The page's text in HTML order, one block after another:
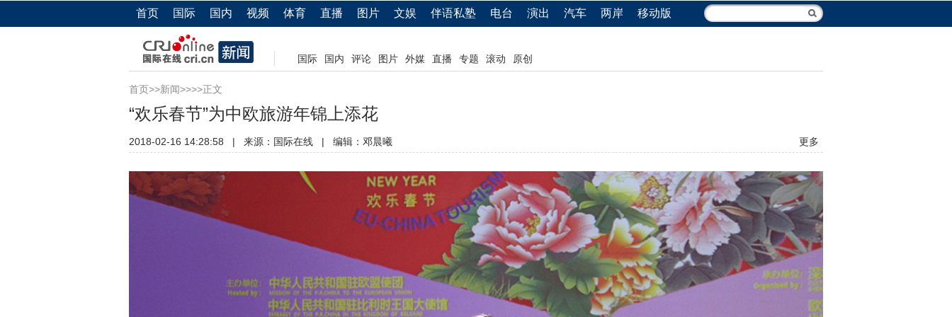
首页 国际 国内 视频 体育 直播 图片 文娱 伴语私塾 电台 演出 汽车 两岸 移动版
国际 国内 评论 图片 外媒 直播 专题 滚动 原创
首页>>新闻>>>>正文
“欢乐春节”为中欧旅游年锦上添花
2018-02-16 14:28:58 | 来源：国际在线 | 编辑：邓晨曦 更多